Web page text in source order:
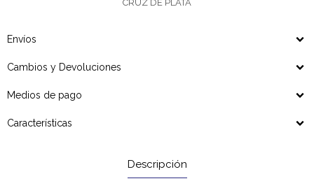
CRUZ DE PLATA
Envíos
Cambios y Devoluciones
Medios de pago
Características
Descripción